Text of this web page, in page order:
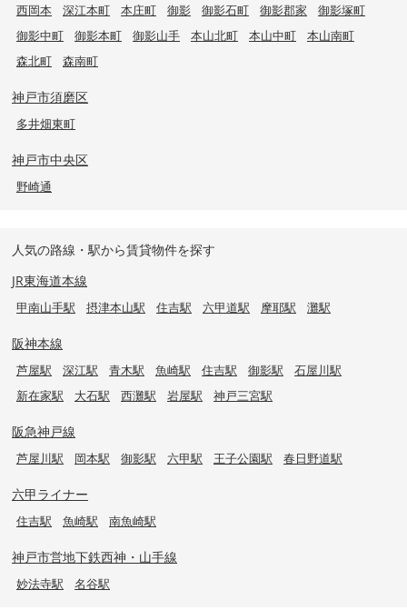
西岡本
深江本町 本庄町 御影 御影石町 御影郡家
御影塚町
御影中町
御影本町 御影山手 本山北町 本山中町
本山南町
森北町
森南町
神戸市須磨区
多井畑東町
神戸市中央区
野崎通
人気の路線・駅から賃貸物件を探す
JR東海道本線
甲南山手駅 摂津本山駅 住吉駅 六甲道駅 摩耶駅 灘駅
阪神本線
芦屋駅 深江駅 青木駅 魚崎駅 住吉駅 御影駅
石屋川駅
新在家駅
大石駅 西灘駅 岩屋駅 神戸三宮駅
阪急神戸線
芦屋川駅 岡本駅 御影駅 六甲駅 王子公園駅 春日野道駅
六甲ライナー
住吉駅 魚崎駅 南魚崎駅
神戸市営地下鉄西神・山手線
妙法寺駅 名谷駅